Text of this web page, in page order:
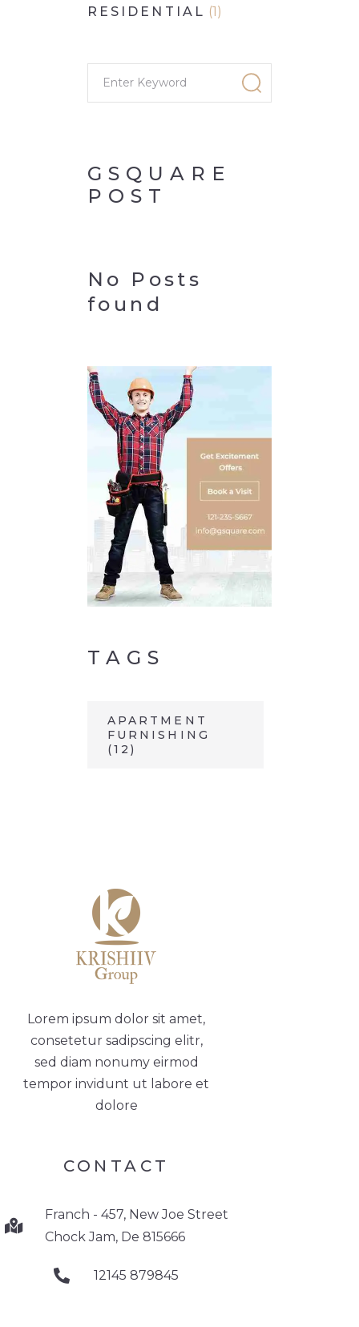
RESIDENTIAL (1)
GSQUARE
POST
No Posts
found
TAGS
APARTMENT
FURNISHING
(12)
Lorem ipsum dolor sit amet,
consetetur sadipscing elitr,
sed diam nonumy eirmod
tempor invidunt ut labore et
dolore
CONTACT
Franch - 457, New Joe Street
Chock Jam, De 815666
12145 879845